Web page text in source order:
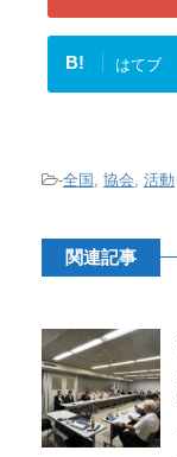
B! はてブ
-全国 , 協会, 活動
関連記事